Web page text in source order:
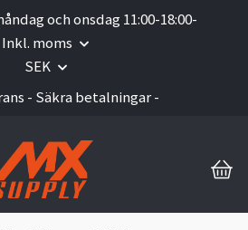
och onsdag 11:00-18:00-
Inkl. moms
SEK
- Säkra betalningar -